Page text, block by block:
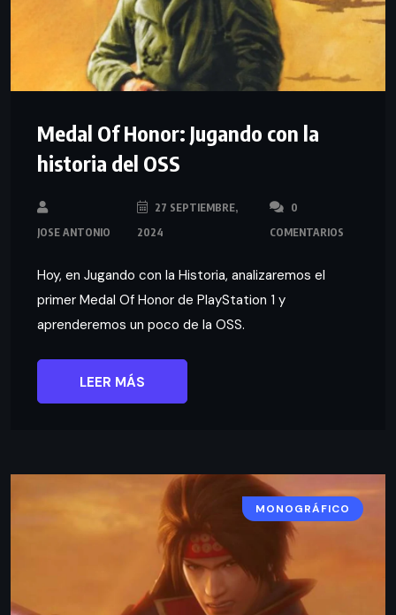
Medal Of Honor: Jugando con la
historia del OSS
JOSE ANTONIO
27 SEPTIEMBRE,
2024
0
COMENTARIOS
Hoy, en Jugando con la Historia, analizaremos el
primer Medal Of Honor de PlayStation 1 y
aprenderemos un poco de la OSS.
LEER MÁS
MONOGRÁFICO